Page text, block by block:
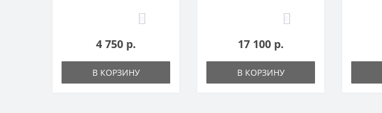
4 750 р.
В КОРЗИНУ
17 100 р.
В КОРЗИНУ